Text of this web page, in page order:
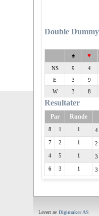
Double Dummy
♠ ♥
NS 9 4
E
3 9
W
3 8
Resultater
Par Runde
8 1 1 4
7 2 1 2
4 5 1 3
6 3 1 3
Levert av Digimaker AS